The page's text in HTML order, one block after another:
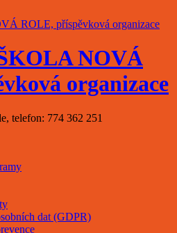
NOVÁ
organizace
telefon: 774 362 251
dat (GDPR)